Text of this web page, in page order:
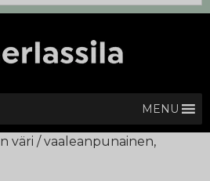
MENU
väri / vaaleanpunainen,